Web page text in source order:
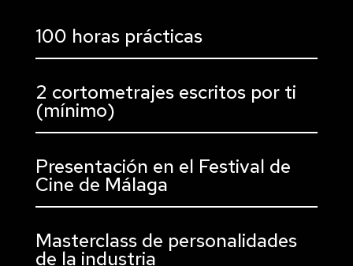
100 horas prácticas
2 cortometrajes escritos por ti
(mínimo)
Presentación en el Festival de
Cine de Málaga
Masterclass de personalidades
de la industria